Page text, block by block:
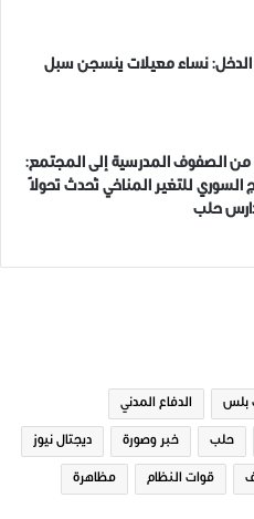
الدخل: نساء معيلات ينسجن سبل
من الصفوف المدرسية إلى المجتمع:
السوري للتغير المناخي تُحدث تحولاً
حلب
بلس الدفاع المدني
حلب خبر وصورة ديجتال نيوز
قوات النظام مظاهرة